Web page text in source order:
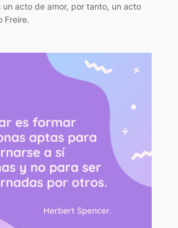
un acto de amor, por tanto, un acto
Freire.